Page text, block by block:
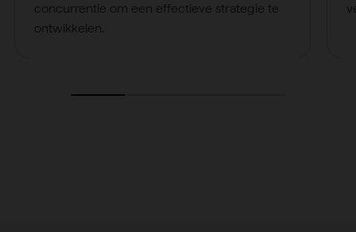
concurrentie om een effectieve strategie te
ontwikkelen.